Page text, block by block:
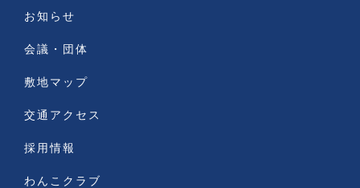
お知らせ
会議・団体
敷地マップ
交通アクセス
採用情報
わんこクラブ